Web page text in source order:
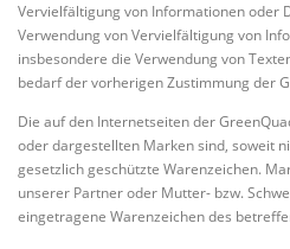
Vervielfältigung von Informationen oder
Verwendung von Vervielfältigung von
insbesondere die Verwendung von
bedarf der vorherigen Zustimmung der
Die auf den Internetseiten der
oder dargestellten Marken sind, soweit
gesetzlich geschützte Warenzeichen.
unserer Partner oder Mutter- bzw.
eingetragene Warenzeichen des